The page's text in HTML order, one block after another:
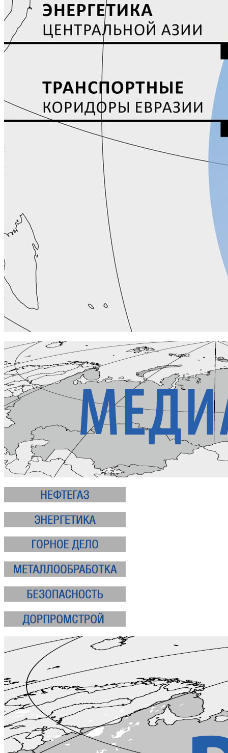
РЕКЛАМА